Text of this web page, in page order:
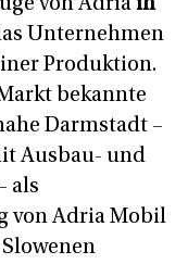
Unternehmen
Produktion.
bekannte
Darmstadt –
Ausbau- und
als
von Adria Mobil